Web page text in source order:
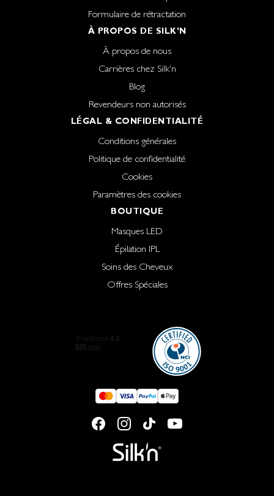
Formulaire de rétractation
À PROPOS DE SILK'N
À propos de nous
Carrières chez Silk'n
Blog
Revendeurs non autorisés
LÉGAL & CONFIDENTIALITÉ
Conditions générales
Politique de confidentialité
Cookies
Paramètres des cookies
BOUTIQUE
Masques LED
Épilation IPL
Soins des Cheveux
Offres Spéciales